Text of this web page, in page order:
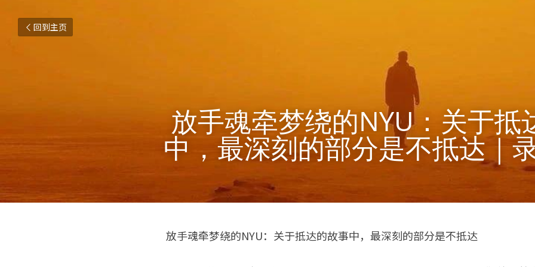
回到主页
放手魂牵梦绕的NYU：关于抵达的故事
中，最深刻的部分是不抵达｜
放手魂牵梦绕的NYU：关于抵达的故事中，最深刻的部分是不抵达